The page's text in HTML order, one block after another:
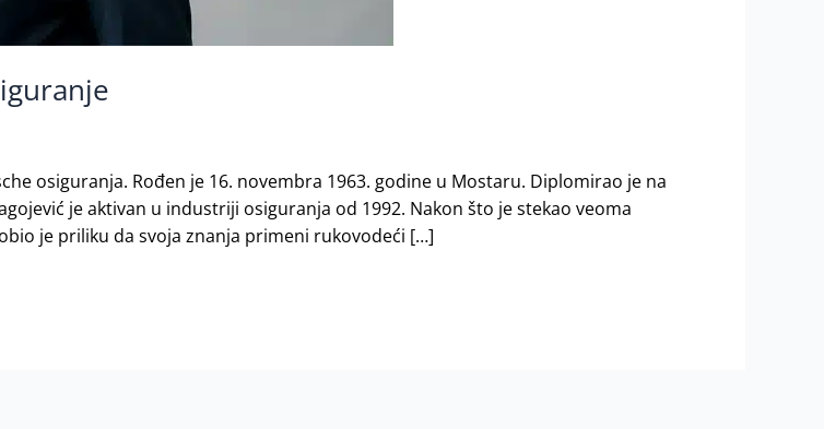
osiguranja. Rođen je 16. novembra 1963. godine u Mostaru. Diplomirao je na
je aktivan u industriji osiguranja od 1992. Nakon što je stekao veoma
je priliku da svoja znanja primeni rukovodeći […]